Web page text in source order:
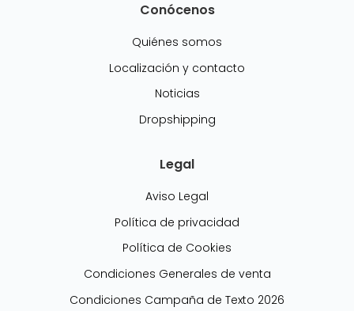
Conócenos
Quiénes somos
Localización y contacto
Noticias
Dropshipping
Legal
Aviso Legal
Política de privacidad
Política de Cookies
Condiciones Generales de venta
Condiciones Campaña de Texto 2026